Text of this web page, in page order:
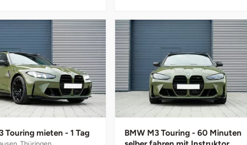
Touring mieten - 1 Tag
BMW M3 Touring - 60 Minuten